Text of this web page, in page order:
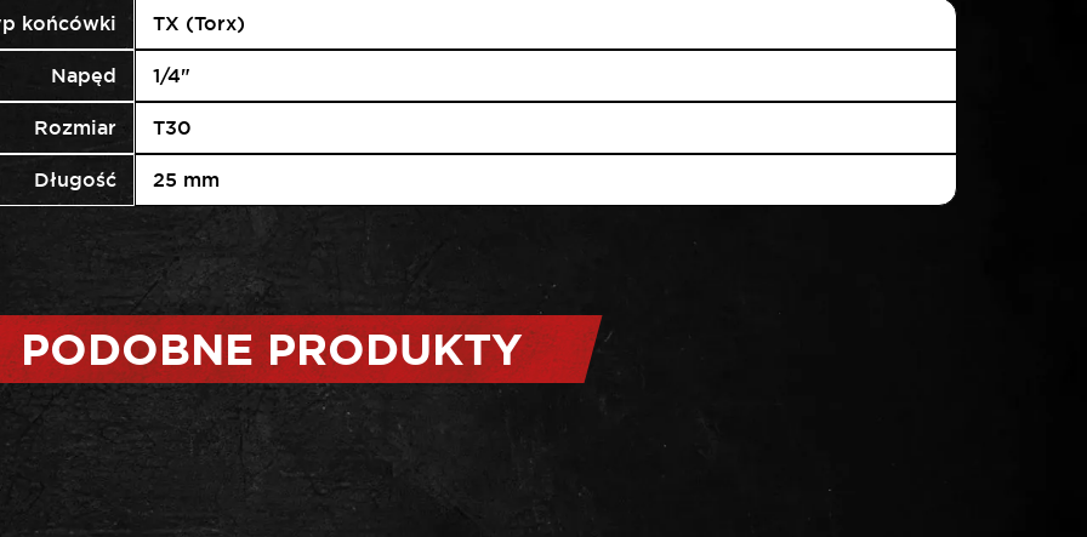
końcówki TX (Torx)
Napęd 1/4"
Rozmiar T30
Długość 25 mm
PODOBNE PRODUKTY